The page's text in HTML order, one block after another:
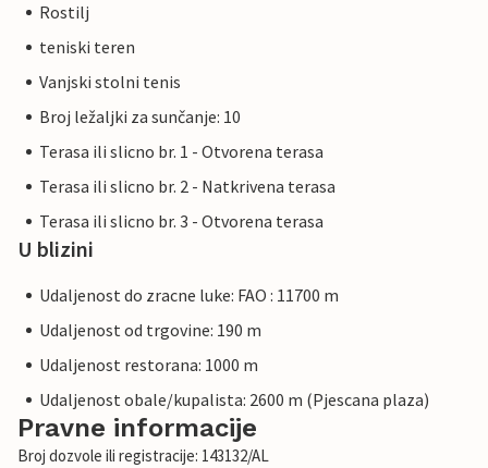
Rostilj
teniski teren
Vanjski stolni tenis
Broj ležaljki za sunčanje: 10
Terasa ili slicno br. 1 - Otvorena terasa
Terasa ili slicno br. 2 - Natkrivena terasa
Terasa ili slicno br. 3 - Otvorena terasa
U blizini
Udaljenost do zracne luke: FAO : 11700 m
Udaljenost od trgovine: 190 m
Udaljenost restorana: 1000 m
Udaljenost obale/kupalista: 2600 m (Pjescana plaza)
Pravne informacije
Broj dozvole ili registracije: 143132/AL